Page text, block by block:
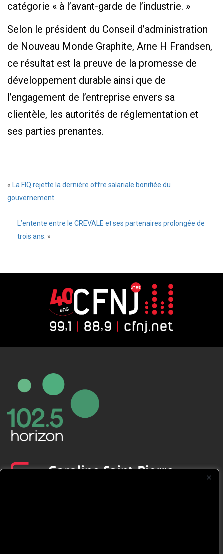
catégorie « à l’avant-garde de l’industrie. »
Selon le président du Conseil d’administration
de Nouveau Monde Graphite, Arne H Frandsen,
ce résultat est la preuve de la promesse de
développement durable ainsi que de
l’engagement de l’entreprise envers sa
clientèle, les autorités de réglementation et
ses parties prenantes.
«
La FIQ rejette la dernière offre salariale bonifiée du
gouvernement.
L’entente entre le CREVALE et ses partenaires prolongée de
trois ans. »